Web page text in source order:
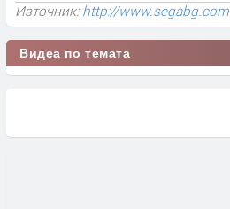
Източник:http://www.segabg.com
Видеа по темата